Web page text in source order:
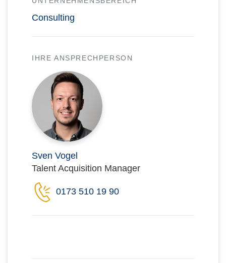
Consulting
IHRE ANSPRECHPERSON
Sven Vogel
Talent Acquisition Manager
0173 510 19 90